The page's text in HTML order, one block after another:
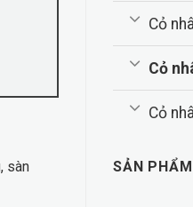
sàn
Cỏ
Cỏ
Cỏ
SẢN PHẨM